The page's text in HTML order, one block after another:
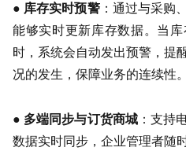
● 库存实时预警：通过与采购
能够实时更新库存数据。当
时，系统会自动发出预警，提
况的发生，保障业务的连续性。
● 多端同步与订货商城：支持
数据实时同步，企业管理者随